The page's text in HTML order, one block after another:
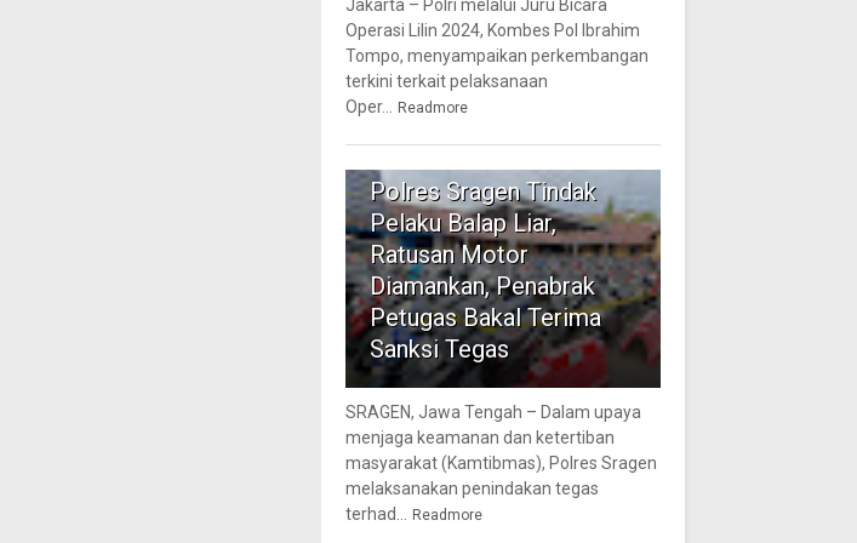
Jakarta – Polri melalui Juru Bicara
Operasi Lilin 2024, Kombes Pol Ibrahim
Tompo, menyampaikan perkembangan
terkini terkait pelaksanaan
Oper... Readmore
5
Polres Sragen Tindak
Pelaku Balap Liar,
Ratusan Motor
Diamankan, Penabrak
Petugas Bakal Terima
Sanksi Tegas
SRAGEN, Jawa Tengah – Dalam upaya
menjaga keamanan dan ketertiban
masyarakat (Kamtibmas), Polres Sragen
melaksanakan penindakan tegas
terhad... Readmore